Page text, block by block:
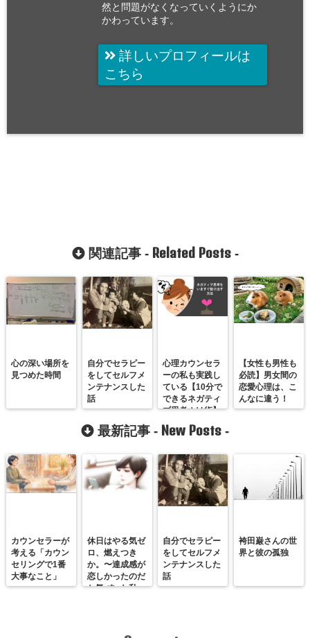
然と問題がなくなっていくようにか
かわっています。
詳しいプロフィールは
こちら
関連記事 - Related Posts-
心の深い場所を
見つめた時間
自分でセラピー
をしてセルフメ
ンテナンスした
話
心理カウンセラ
ーの私も実践し
ている【10分で
できるネガティ
ブ思考ぬけ術】
【女性も男性も
必読】男女間の
恋愛心理は、こ
んなに違う！
最新記事 - New Posts -
カウンセラーが
考える「カウン
セリングで1番
大事なこと」
休日はやる気ゼ
ロ、燃えつき
か。〜達成感が
恋しかったのだ
と気づいた私
自分でセラピー
をしてセルフメ
ンテナンスした
話
袴田巌さんの世
界と彼の孤独